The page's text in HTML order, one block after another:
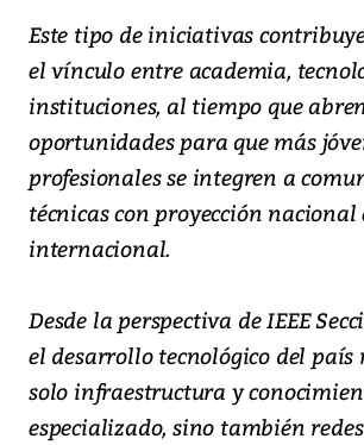
Este tipo de iniciativas
el vínculo entre academia,
instituciones, al tiempo que
oportunidades para que más
profesionales se integren a
técnicas con proyección nacional
internacional.
Desde la perspectiva de IEEE
el desarrollo tecnológico del país
solo infraestructura y
especializado, sino también